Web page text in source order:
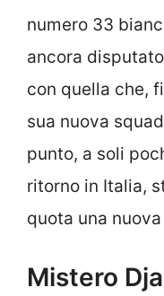
numero 33
ancora
con quella che,
sua nuova
punto, a soli
ritorno in Italia,
quota una
Mistero